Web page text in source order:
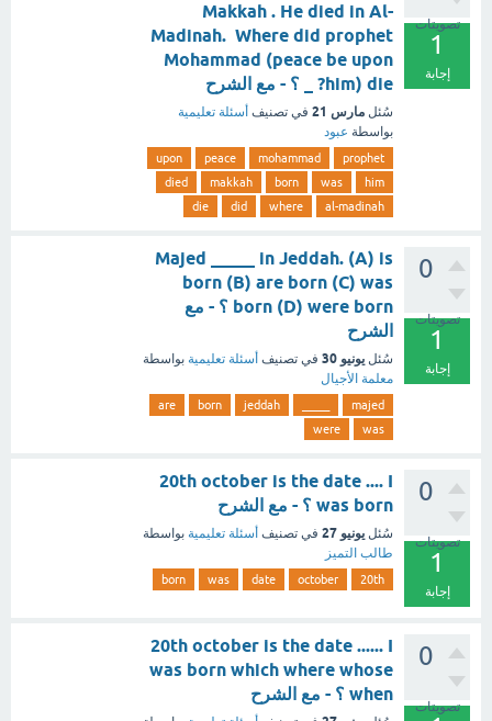
تصويتات
1
إجابة
Makkah . He died in Al-
Madinah. Where did prophet
Mohammad (peace be upon
him) die? _ ؟ - مع الشرح
سُئل مارس 21 في تصنيف أسئلة تعليمية
بواسطة عبود
prophet
mohammad
peace
upon
him
was
born
makkah
died
al-madinah
where
did
die
0
تصويتات
1
إجابة
Majed _____ in Jeddah. (A) is
born (B) are born (C) was
born (D) were born ؟ - مع
الشرح
سُئل يونيو 30 في تصنيف أسئلة تعليمية بواسطة
معلمة الأجيال
majed
jeddah
born
are
was
were
0
تصويتات
1
إجابة
20th october is the date .... I
was born ؟ - مع الشرح
سُئل يونيو 27 في تصنيف أسئلة تعليمية بواسطة
طالب التميز
20th
october
date
was
born
0
تصويتات
20th october is the date ...... I
was born which where whose
when ؟ - مع الشرح